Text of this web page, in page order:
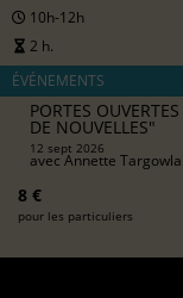
10h-12h
2 h.
ÉVÉNEMENTS
PORTES
DE NOUVELLES"
12 sept 2026
avecAnnette Targowla
8 €
pour les particuliers